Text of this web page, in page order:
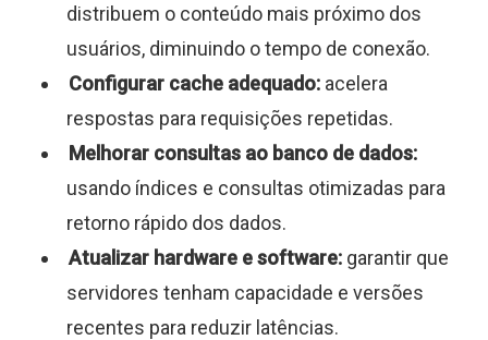
distribuem o conteúdo mais próximo dos
usuários, diminuindo o tempo de conexão.
Configurar cache adequado: acelera
respostas para requisições repetidas.
Melhorar consultas ao banco de dados:
usando índices e consultas otimizadas para
retorno rápido dos dados.
Atualizar hardware e software: garantir que
servidores tenham capacidade e versões
recentes para reduzir latências.